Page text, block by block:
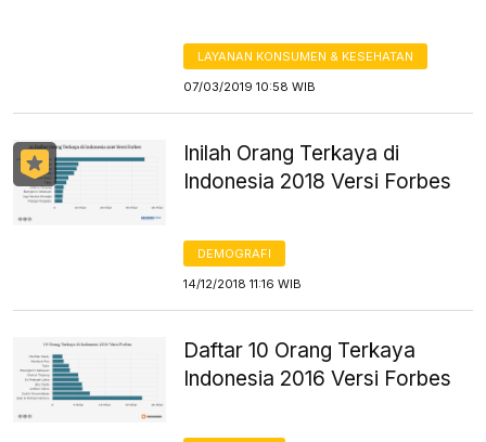
LAYANAN KONSUMEN & KESEHATAN
07/03/2019 10:58 WIB
Inilah Orang Terkaya di
Indonesia 2018 Versi Forbes
DEMOGRAFI
14/12/2018 11:16 WIB
Daftar 10 Orang Terkaya
Indonesia 2016 Versi Forbes